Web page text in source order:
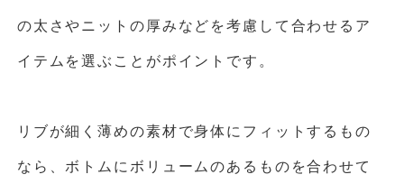
の太さやニットの厚みなどを考慮して合わせるア
イテムを選ぶことがポイントです。
リブが細く薄めの素材で身体にフィットするもの
なら、ボトムにボリュームのあるものを合わせて